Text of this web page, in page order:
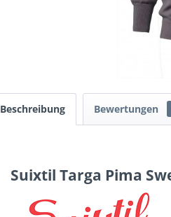
Beschreibung Bewertungen
Suixtil Targa Pima